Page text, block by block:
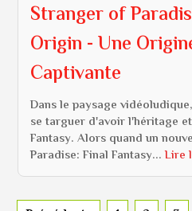
Stranger of
Origin - Une
Captivante
Dans le paysage
se targuer d'avoir l'héritage
Fantasy. Alors quand un
Paradise: Final Fantasy...Lire